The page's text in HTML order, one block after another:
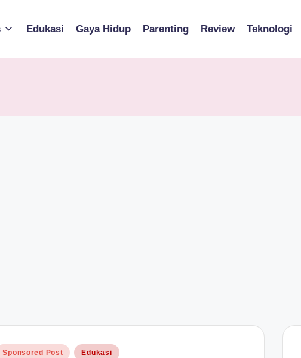
Edukasi Gaya Hidup Parenting Review Teknologi
Sponsored Post Edukasi